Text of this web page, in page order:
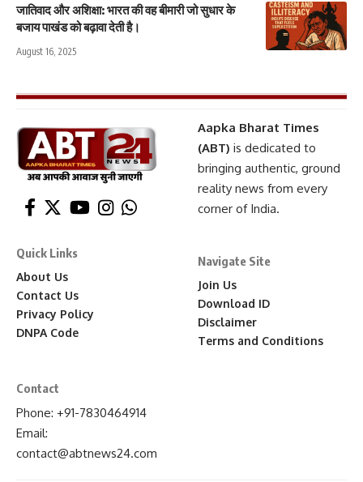
जातिवाद और अशिक्षा: भारत की वह बीमारी जो सुधार के
बजाय पाखंड को बढ़ावा देती है।
August 16, 2025
Aapka Bharat Times
(ABT) is dedicated to
bringing authentic, ground
reality news from every
corner of India.
Quick Links
About Us
Contact Us
Privacy Policy
DNPA Code
Navigate Site
Join Us
Download ID
Disclaimer
Terms and Conditions
Contact
Phone: +91-7830464914
Email:
contact@abtnews24.com